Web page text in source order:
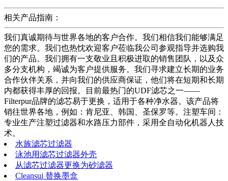
相关产品指南：
我们真诚期待与世界各地的客户合作。我们相信我们能够满足
您的需求。我们也热忱欢迎客户莅临我公司参观指导并选购我
们的产品。我们拥有一支敬业且积极进取的销售团队，以及众
多分支机构，竭诚为客户提供服务。我们寻求建立长期的业务
合作伙伴关系，并向我们的供应商保证，他们将在短期和长期
内都获得丰厚的回报。目前最热门的UDF滤芯之一——
Filterpur品牌的滤芯易于更换，适用于各种净水器。该产品将
销往世界各地，例如：肯尼亚、韩国、圣保罗等。注塑车间：
专业生产注塑过滤器和水路压力部件，采用全自动化机器人技
术。
水族滤芯过滤器
泳池用滤芯过滤器外壳
从滤芯过滤器更换为砂滤器
Cleansui 替换墨盒